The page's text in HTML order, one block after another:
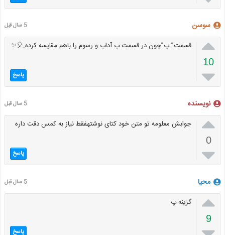
سوسن 5 سال قبل

10

قسمت” پ”چون در قسمت پ آداب و رسوم را باهم مقایسه کرده.🎈✨
پاسخ
نویسنده 5 سال قبل

0

جوابش معلومه تو متن خود کتای نوشتهفقط نیاز به کمس دقت داره
پاسخ
محیا 5 سال قبل

9
گزینه پ
پاسخ